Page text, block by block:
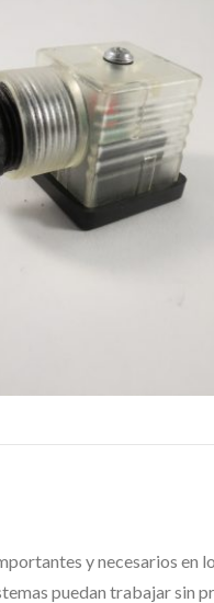
y necesarios en
puedan trabajar sin